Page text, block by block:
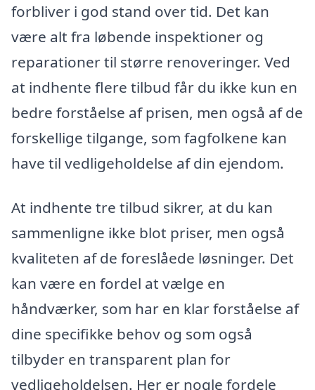
forbliver i god stand over tid. Det kan
være alt fra løbende inspektioner og
reparationer til større renoveringer. Ved
at indhente flere tilbud får du ikke kun en
bedre forståelse af prisen, men også af de
forskellige tilgange, som fagfolkene kan
have til vedligeholdelse af din ejendom.
At indhente tre tilbud sikrer, at du kan
sammenligne ikke blot priser, men også
kvaliteten af de foreslåede løsninger. Det
kan være en fordel at vælge en
håndværker, som har en klar forståelse af
dine specifikke behov og som også
tilbyder en transparent plan for
vedligeholdelsen. Her er nogle fordele